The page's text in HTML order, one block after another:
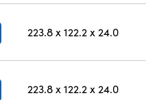
223.8 x 122.2 x 24.0
223.8 x 122.2 x 24.0